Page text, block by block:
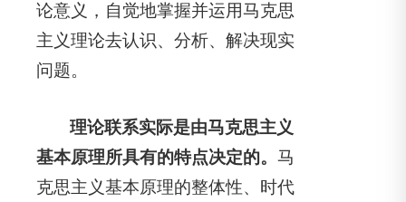
论意义，自觉地掌握并运用马克思
主义理论去认识、分析、解决现实
问题。
理论联系实际是由马克思主义
基本原理所具有的特点决定的。 马
克思主义基本原理的整体性、时代